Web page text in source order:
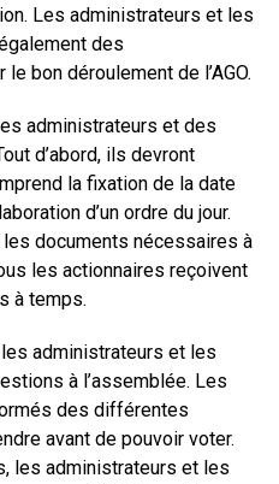
Les administrateurs et les
des
bon déroulement de l’AGO.
administrateurs et des
d’abord, ils devront
la fixation de la date
d’un ordre du jour.
documents nécessaires à
les actionnaires reçoivent
à temps.
administrateurs et les
à l’assemblée. Les
des différentes
avant de pouvoir voter.
les administrateurs et les